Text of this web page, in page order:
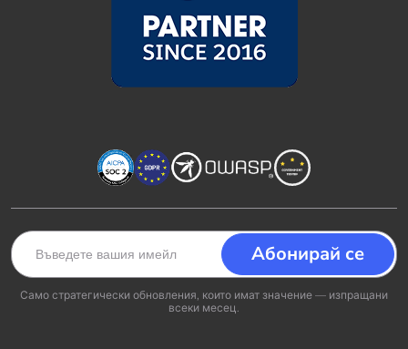
Само стратегически обновления, които имат значение — изпращани
всеки месец.